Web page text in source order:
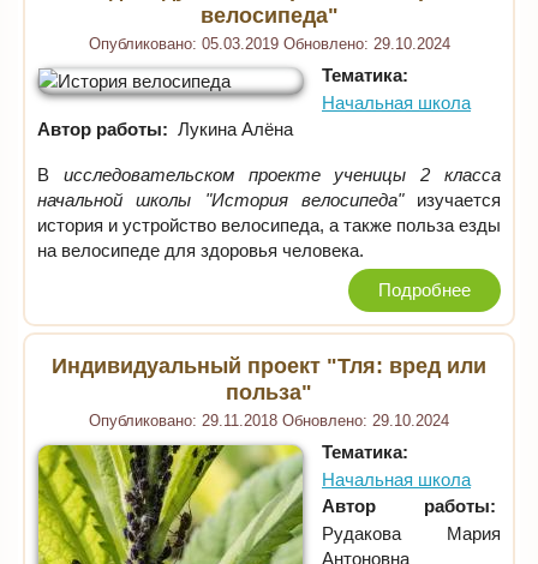
велосипеда"
Опубликовано: 05.03.2019 Обновлено: 29.10.2024
Тематика:
Начальная школа
Автор работы: Лукина Алёна
В исследовательском проекте ученицы 2 класса
начальной школы "История велосипеда"изучается
история и устройство велосипеда, а также польза езды
на велосипеде для здоровья человека.
Подробнее
Индивидуальный проект "Тля: вред или
польза"
Опубликовано: 29.11.2018 Обновлено: 29.10.2024
Тематика:
Начальная школа
Автор работы:
Рудакова Мария
Антоновна